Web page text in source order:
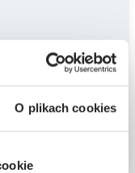
O plikach cookies
badania. Cały czas